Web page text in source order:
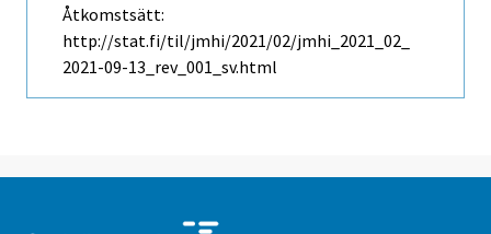
Åtkomstsätt:
http://stat.fi/til/jmhi/2021/02/jmhi_2021_02_
2021-09-13_rev_001_sv.html